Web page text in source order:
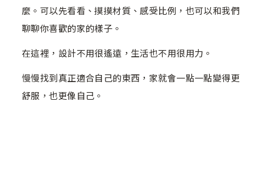
麼。可以先看看、摸摸材質、感受比例，也可以和我們
聊聊你喜歡的家的樣子。
在這裡，設計不用很遙遠，生活也不用很用力。
慢慢找到真正適合自己的東西，家就會一點一點變得更
舒服，也更像自己。